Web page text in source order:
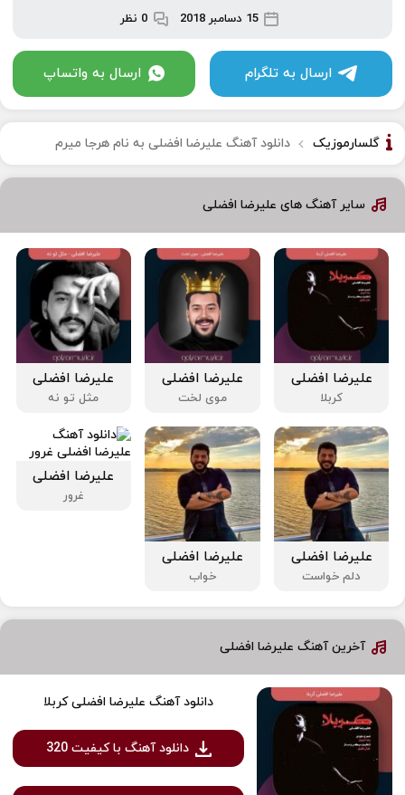
15 دسامبر 2018
0 نظر
ارسال به تلگرام ارسال به واتساپ
گلسارموزیک دانلود آهنگ علیرضا افضلی به نام هرجا میرم
سایر آهنگ های علیرضا افضلی
علیرضا افضلی
کربلا
علیرضا افضلی
موی لخت
علیرضا افضلی
مثل تو نه
علیرضا افضلی
دلم خواست
علیرضا افضلی
خواب
علیرضا افضلی
غرور
آخرین آهنگ علیرضا افضلی
دانلود آهنگ علیرضا افضلی کربلا
دانلود آهنگ با کیفیت 320